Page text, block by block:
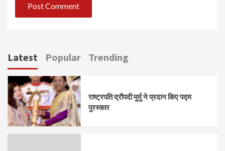
Latest Popular Trending
राष्ट्रपति द्रौपदी मुर्मु ने प्रदान किए पद्म
पुरस्कार